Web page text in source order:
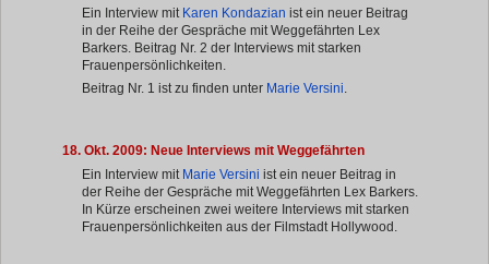
Ein Interview mit Karen Kondazian ist ein neuer Beitrag
in der Reihe der Gespräche mit Weggefährten Lex
Barkers. Beitrag Nr. 2 der Interviews mit starken
Frauenpersönlichkeiten.
Beitrag Nr. 1 ist zu finden unter Marie Versini
18. Okt. 2009: Neue Interviews mit Weggefährten
Ein Interview mit Marie Versini ist ein neuer Beitrag in
der Reihe der Gespräche mit Weggefährten Lex Barkers.
In Kürze erscheinen zwei weitere Interviews mit starken
Frauenpersönlichkeiten aus der Filmstadt Hollywood.